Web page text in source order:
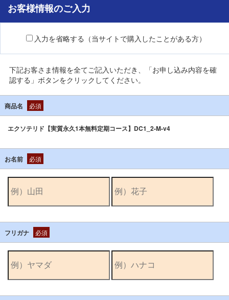
お客様情報のご入力
入力を省略する（当サイトで購入したことがある方）
下記お客さま情報を全てご記入いただき、「お申し込み内容を確
認する」ボタンをクリックしてください。
商品名 必須
エクソテリド【実質永久1本無料定期コース】DC1_2-M-v4
お名前 必須
フリガナ 必須